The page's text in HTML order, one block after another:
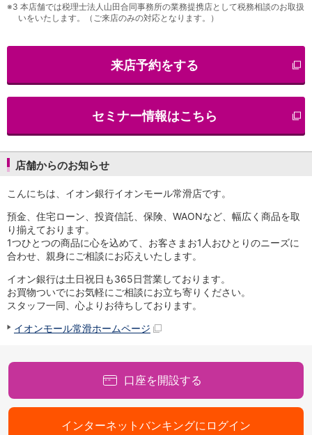
イオン銀行PayB
イオングループアプリ
支払・入金TOP
AEON Pay
自動入金サービス
スマホ決済アプリ
サービス
Myステージ
相続・税務のご相談
電子マネーWAON
セキュリティ
その他サービス
手数料
キャンペーン
店舗
北海道
青森県
※3 本店舗では税理士法人山田合同事務所の業務提携店として税務相談のお取扱
いをいたします。（ご来店のみの対応となります。）
来店予約をする
セミナー情報はこちら
店舗からのお知らせ
こんにちは、イオン銀行イオンモール常滑店です。
預金、住宅ローン、投資信託、保険、WAONなど、幅広く商品を取
り揃えております。
1つひとつの商品に心を込めて、お客さまお1人おひとりのニーズに
合わせ、親身にご相談にお応えいたします。
イオン銀行は土日祝日も365日営業しております。
お買物ついでにお気軽にご相談にお立ち寄りください。
スタッフ一同、心よりお待ちしております。
イオンモール常滑ホームページ
口座を開設する
インターネットバンキングにログイン